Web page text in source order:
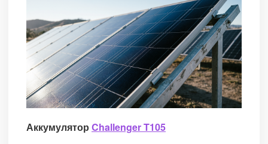
Аккумулятор Challenger T105